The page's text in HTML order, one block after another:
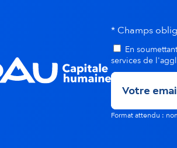
* Champs
En
services de
Format attendu :